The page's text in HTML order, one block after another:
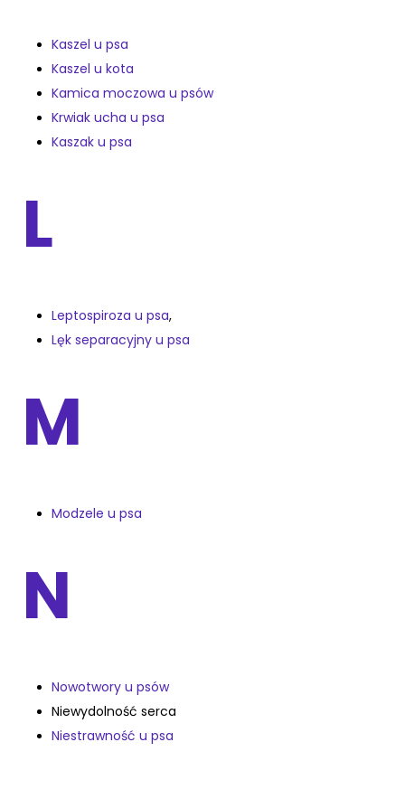
Kaszel u psa
Kaszel u kota
Kamica moczowa u psów
Krwiak ucha u psa
Kaszak u psa
L
Leptospiroza u psa,
Lęk separacyjny u psa
M
Modzele u psa
N
Nowotwory u psów
Niewydolność serca
Niestrawność u psa